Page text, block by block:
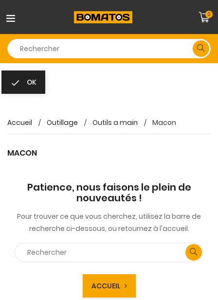
0
Accueil Outillage Outils a main Macon
MACON
Patience, nous faisons le plein de
nouveautés !
Pour trouver ce que vous cherchez, utilisez la barre de
recherche ci-dessous, ou retournez à l'accueil.
ACCUEIL
 OK